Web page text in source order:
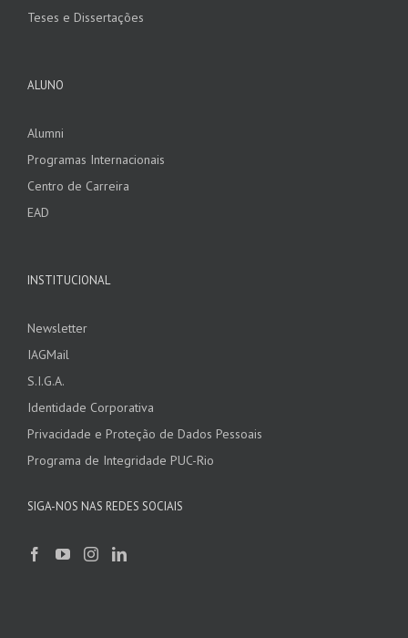
Teses e Dissertações
ALUNO
Alumni
Programas Internacionais
Centro de Carreira
EAD
INSTITUCIONAL
Newsletter
IAGMail
S.I.G.A.
Identidade Corporativa
Privacidade e Proteção de Dados Pessoais
Programa de Integridade PUC-Rio
SIGA-NOS NAS REDES SOCIAIS